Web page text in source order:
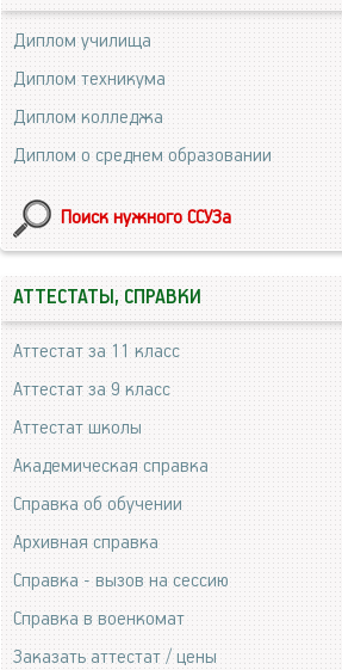
Диплом училища
Диплом техникума
Диплом колледжа
Диплом о среднем образовании
Поиск нужного ССУЗа
АТТЕСТАТЫ, СПРАВКИ
Аттестат за 11 класс
Аттестат за 9 класс
Аттестат школы
Академическая справка
Справка об обучении
Архивная справка
Справка - вызов на сессию
Справка в военкомат
Заказать аттестат / цены